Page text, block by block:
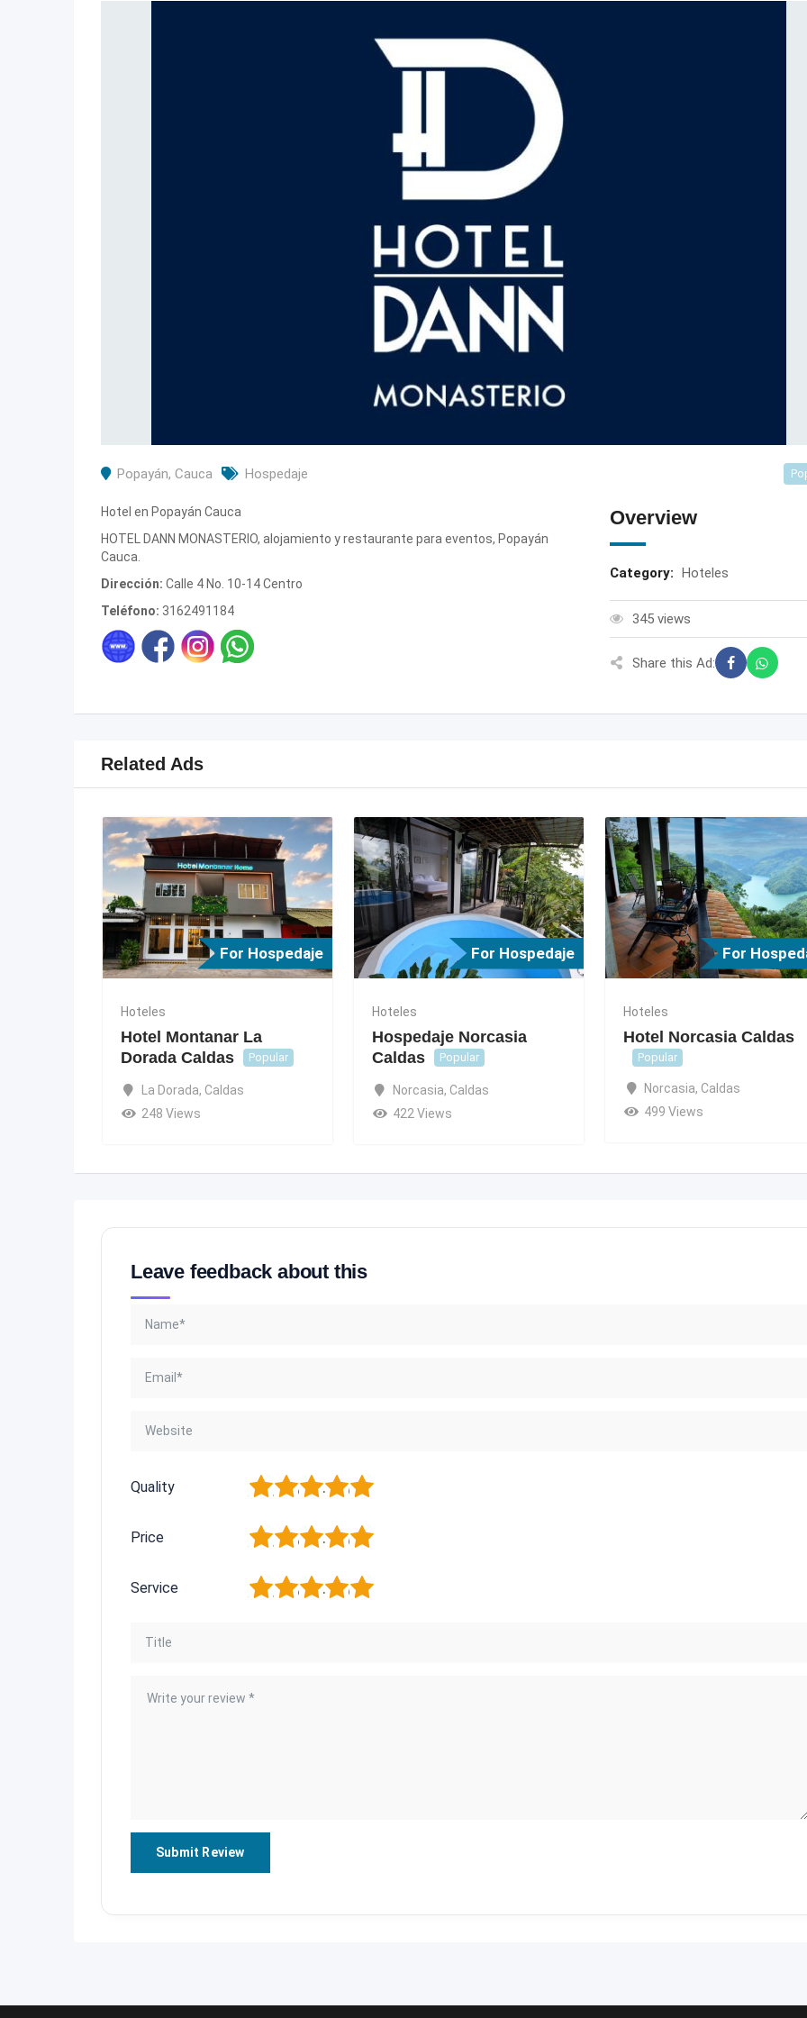
Popayán, Cauca Hospedaje
Hotel en Popayán Cauca
HOTEL DANN MONASTERIO, alojamiento y restaurante para eventos, Popayán
Cauca.
Dirección: Calle 4 No. 10-14 Centro
Teléfono: 3162491184
Overview
Category: Hoteles
345 views
Share this Ad:
Related Ads
For Hospedaje
Hoteles
Hotel Montanar La
Dorada Caldas
Popular
La Dorada, Caldas
248 Views
For Hospedaje
Hoteles
Hospedaje Norcasia
Caldas
Popular
Norcasia, Caldas
422 Views
For
Hoteles
Hotel Norcasia Caldas
Popular
Norcasia, Caldas
499 Views
Leave feedback about this
Quality 5
4
3
2
Price 5
4
3
2
Service 5
4
3
2